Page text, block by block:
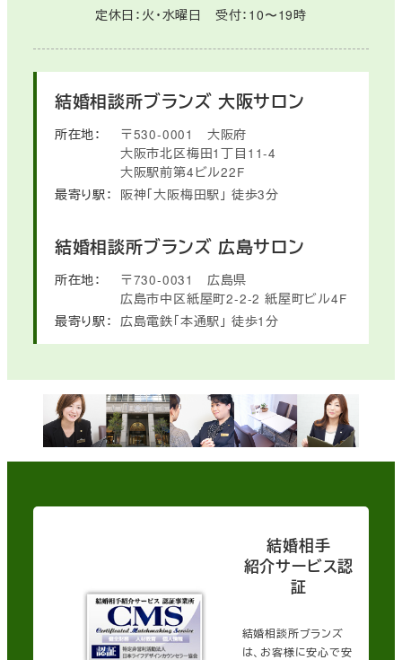
定休日：火・水曜日 受付：10〜19時
結婚相談所ブランズ 大阪サロン
所在地： 〒530-0001
大阪府
大阪市北区梅田1丁目11-4
大阪駅前第4ビル22F
最寄り駅： 阪神「大阪梅田駅」 徒歩3分
結婚相談所ブランズ 広島サロン
所在地： 〒730-0031
広島県
広島市中区紙屋町2-2-2 紙屋町ビル4F
最寄り駅： 広島電鉄「本通駅」 徒歩1分
結婚相手
紹介サービス認
証
結婚相談所ブランズ
は、お客様に安心で安